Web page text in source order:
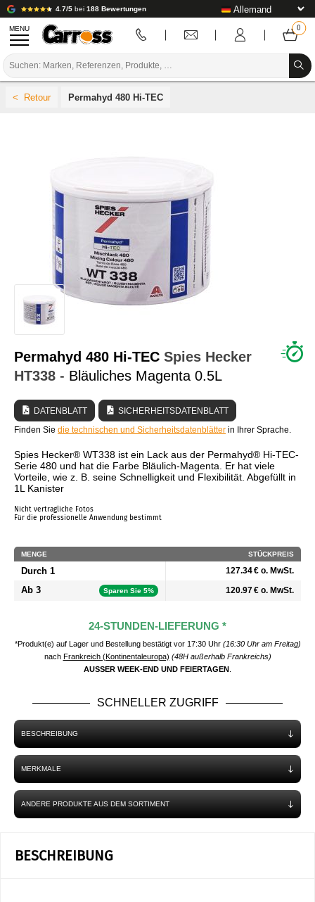
4.7/5 bei 188 Bewertungen
MENU
KAROSSERIE-VERBRAUCHSMATERIAL
KAROSSERIE-WERKZEUG
AUSSTATTUNG DER KAROSSERIEWERKSTATT
LABOREINRICHTUNG
TUTORIAL & TIPPS
Permahyd 480 Hi-TEC
Permahyd 480 Hi-TEC Spies Hecker
HT338 - Bläuliches Magenta 0.5L
DATENBLATT
SICHERHEITSDATENBLATT
Finden Sie die technischen und Sicherheitsdatenblätter in Ihrer Sprache.
Spies Hecker® WT338 ist ein Lack aus der Permahyd® Hi-TEC-
Serie 480 und hat die Farbe Bläulich-Magenta. Er hat viele
Vorteile, wie z. B. seine Schnelligkeit und Flexibilität. Abgefüllt in
1L Kanister
Nicht vertragliche Fotos
Für die professionelle Anwendung bestimmt
MENGE STÜCKPREIS
Durch 1 127.34 € o. MwSt.
Ab 3 Sparen Sie 5% 120.97 € o. MwSt.
24-STUNDEN-LIEFERUNG *
*Produkt(e) auf Lager und Bestellung bestätigt vor 17:30 Uhr (16:30 Uhr am Freitag)
nach Frankreich (Kontinentaleuropa) (48H außerhalb Frankreichs)
AUSSER WEEK-END UND FEIERTAGEN
SCHNELLER ZUGRIFF
BESCHREIBUNG
MERKMALE
ANDERE PRODUKTE AUS DEM SORTIMENT
BESCHREIBUNG